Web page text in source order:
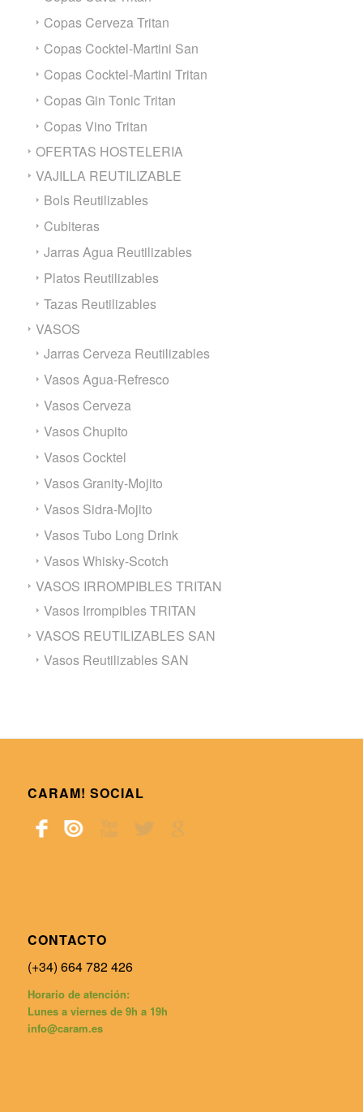
Copas Cerveza Tritan
Copas Cocktel-Martini San
Copas Cocktel-Martini Tritan
Copas Gin Tonic Tritan
Copas Vino Tritan
OFERTAS HOSTELERIA
VAJILLA REUTILIZABLE
Bols Reutilizables
Cubiteras
Jarras Agua Reutilizables
Platos Reutilizables
Tazas Reutilizables
VASOS
Jarras Cerveza Reutilizables
Vasos Agua-Refresco
Vasos Cerveza
Vasos Chupito
Vasos Cocktel
Vasos Granity-Mojito
Vasos Sidra-Mojito
Vasos Tubo Long Drink
Vasos Whisky-Scotch
VASOS IRROMPIBLES TRITAN
Vasos Irrompibles TRITAN
VASOS REUTILIZABLES SAN
Vasos Reutilizables SAN
CARAM! SOCIAL
CONTACTO
(+34) 664 782 426
Horario de atención:
Lunes a viernes de 9h a 19h
info@caram.es